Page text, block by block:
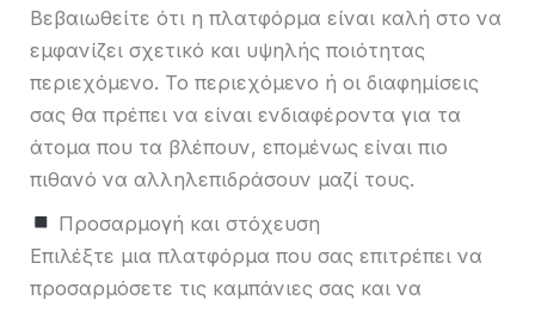
Βεβαιωθείτε ότι η πλατφόρμα είναι καλή στο να
εμφανίζει σχετικό και υψηλής ποιότητας
περιεχόμενο. Το περιεχόμενο ή οι διαφημίσεις
σας θα πρέπει να είναι ενδιαφέροντα για τα
άτομα που τα βλέπουν, επομένως είναι πιο
πιθανό να αλληλεπιδράσουν μαζί τους.
Προσαρμογή και στόχευση
Επιλέξτε μια πλατφόρμα που σας επιτρέπει να
προσαρμόσετε τις καμπάνιες σας και να